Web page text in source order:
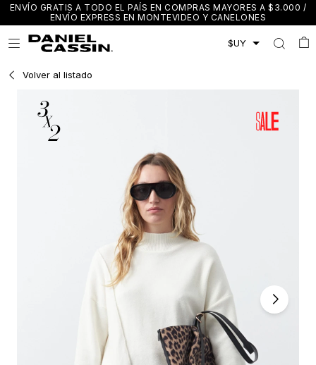
ENVÍO GRATIS A TODO EL PAÍS EN COMPRAS MAYORES A $3.000 /
ENVÍO EXPRESS EN MONTEVIDEO Y CANELONES

Volver al listado